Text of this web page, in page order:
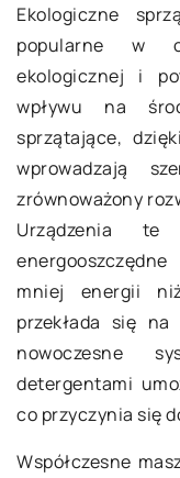
Ekologiczne
popularne w
ekologicznej i
wpływu na
sprzątające,
wprowadzają
zrównoważony
Urządzenia
mniej energii
przekłada się
nowoczesne
detergentami
co przyczynia się
Współczesne